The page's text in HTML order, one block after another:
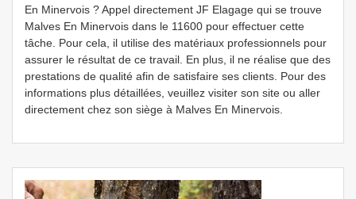
En Minervois ? Appel directement JF Elagage qui se trouve
Malves En Minervois dans le 11600 pour effectuer cette
tâche. Pour cela, il utilise des matériaux professionnels pour
assurer le résultat de ce travail. En plus, il ne réalise que des
prestations de qualité afin de satisfaire ses clients. Pour des
informations plus détaillées, veuillez visiter son site ou aller
directement chez son siège à Malves En Minervois.